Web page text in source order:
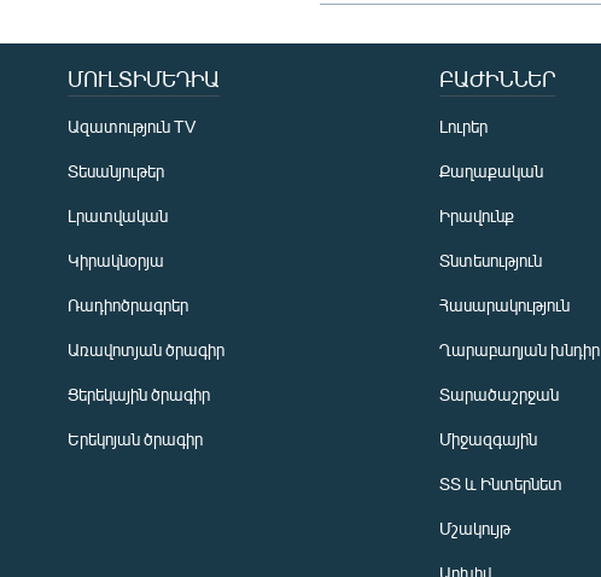
ՄՈՒԼՏԻՄԵԴԻԱ
Ազատություն TV
Տեսանյութեր
Լրատվական
Կիրակնօրյա
Ռադիոծրագրեր
Առավոտյան ծրագիր
Ցերեկային ծրագիր
Երեկոյան ծրագիր
ԲԱԺԻՆՆԵՐ
Լուրեր
Քաղաքական
Իրավունք
Տնտեսություն
Հասարակություն
Ղարաբաղյան խնդիր
Տարածաշրջան
Միջազգային
ՏՏ և Ինտերնետ
Մշակույթ
Արխիվ